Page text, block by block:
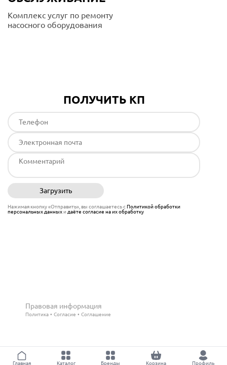
Комплекс услуг по ремонту
насосного оборудования
ПОЛУЧИТЬ КП
Загрузить
Нажимая кнопку «Отправить», вы соглашаетесь сПолитикой обработки
персональных данныхи даёте согласие на их обработку
Правовая информация
Политика Согласие Соглашение
Главная Каталог Бренды Корзина Профиль